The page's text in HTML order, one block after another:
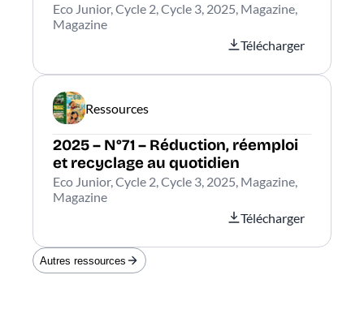
Eco Junior, Cycle 2, Cycle 3, 2025, Magazine,
Magazine
Télécharger
Ressources
2025 – N°71 – Réduction, réemploi
et recyclage au quotidien
Eco Junior, Cycle 2, Cycle 3, 2025, Magazine,
Magazine
Télécharger
Autres ressources